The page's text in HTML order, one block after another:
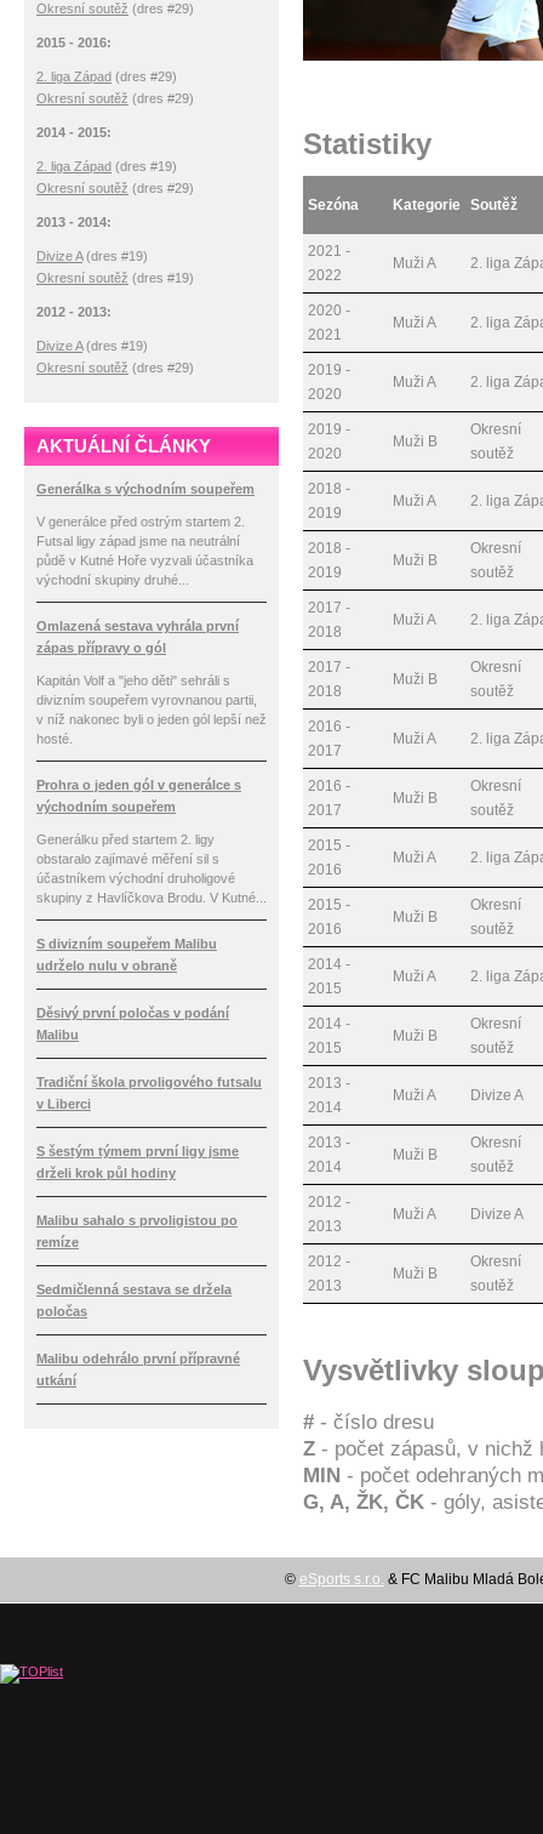
Statistiky
Sezóna Kategorie Soutěž
2021 -
2022
Muži A 2. liga
2020 -
2021
Muži A 2. liga
2019 -
2020
Muži A 2. liga
2019 -
2020
Muži B
Okresní
soutěž
2018 -
2019
Muži A 2. liga
2018 -
2019
Muži B
Okresní
soutěž
2017 -
2018
Muži A 2. liga
2017 -
2018
Muži B
Okresní
soutěž
2016 -
2017
Muži A 2. liga
2016 -
2017
Muži B
Okresní
soutěž
2015 -
2016
Muži A 2. liga
2015 -
2016
Muži B
Okresní
soutěž
2014 -
2015
Muži A 2. liga
2014 -
2015
Muži B
Okresní
soutěž
2013 -
2014
Muži A Divize A
2013 -
2014
Muži B
Okresní
soutěž
2012 -
2013
Muži A Divize A
2012 -
2013
Muži B
Okresní
soutěž
Vysvětlivky
# - číslo dresu
Z - počet zápasů, v nichž
MIN - počet odehraných
G, A, ŽK, ČK - góly,
Okresní soutěž (dres #29)
2015 - 2016:
2. liga Západ (dres #29)
Okresní soutěž (dres #29)
2014 - 2015:
2. liga Západ (dres #19)
Okresní soutěž (dres #29)
2013 - 2014:
Divize A(dres #19)
Okresní soutěž (dres #19)
2012 - 2013:
Divize A(dres #19)
Okresní soutěž (dres #29)
AKTUÁLNÍ ČLÁNKY
Generálka s východním soupeřem
V generálce před ostrým startem 2.
Futsal ligy západ jsme na neutrální
půdě v Kutné Hoře vyzvali účastníka
východní skupiny druhé...
Omlazená sestava vyhrála první
zápas přípravy o gól
Kapitán Volf a "jeho děti" sehráli s
divizním soupeřem vyrovnanou partii,
v níž nakonec byli o jeden gól lepší než
hosté.
Prohra o jeden gól v generálce s
východním soupeřem
Generálku před startem 2. ligy
obstaralo zajímavé měření sil s
účastníkem východní druholigové
skupiny z Havlíčkova Brodu. V Kutné...
S divizním soupeřem Malibu
udrželo nulu v obraně
Děsivý první poločas v podání
Malibu
Tradiční škola prvoligového futsalu
v Liberci
S šestým týmem první ligy jsme
drželi krok půl hodiny
Malibu sahalo s prvoligistou po
remíze
Sedmičlenná sestava se držela
poločas
Malibu odehrálo první přípravné
utkání
© eSports s.r.o. & FC Malibu Mladá